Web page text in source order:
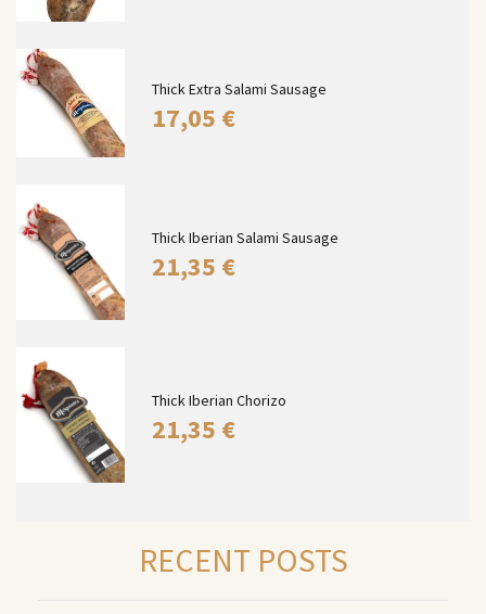
Thick Extra Salami Sausage
17,05 €
Thick Iberian Salami Sausage
21,35 €
Thick Iberian Chorizo
21,35 €
RECENT POSTS